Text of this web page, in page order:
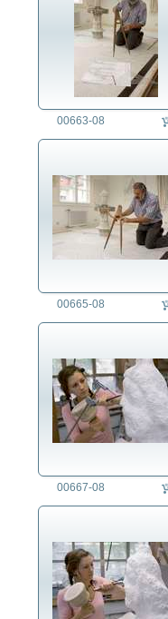
00663-08
00665-08
00667-08